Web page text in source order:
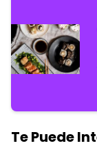
Te Puede